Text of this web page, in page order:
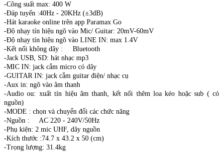
-Công suất max: 400 W
-Đáp tuyến :40Hz - 20KHz (±3dB)
-Hát karaoke online trên app Paramax Go
-Độ nhạy tín hiệu ngõ vào Mic/ Guitar: 20mV-60mV
-Độ nhạy tín hiệu ngõ vào LINE IN: max 1.4V
-Kết nối không dây : Bluetooth
-Jack USB, SD: hát nhạc mp3
-MIC IN: jack cắm micro có dây
-GUITAR IN: jack cắm guitar điện/ nhạc cụ
-Aux in: ngõ vào âm thanh
-Audio ou: xuất tín hiệu âm thanh, kết nối thêm loa kéo hoặc sub ( có
nguồn)
-MODE : chọn và chuyển đổi các chức năng
-Nguồn : AC 220 - 240V/50Hz
-Phụ kiện: 2 mic UHF, dây nguồn
-Kích thước :74.7 x 43.2 x 50 (cm)
-Trọng lượng: 31.4kg